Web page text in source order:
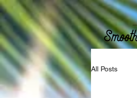
All Posts